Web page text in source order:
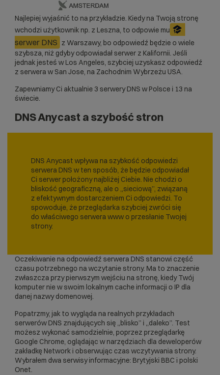
Najlepiej wyjaśnić to na przykładzie. Kiedy na Twoją stronę
wchodzi użytkownik np. z Leszna, to odpowie mu
serwer DNS z Warszawy, bo odpowiedź będzie o wiele
szybsza, niż gdyby odpowiadał serwer z Kalifornii. Jeśli
jednak jesteś w Los Angeles, szybciej uzyskasz odpowiedź
z serwera w San Jose, na Zachodnim Wybrzeżu USA.
Zapewniamy Ci aktualnie 3 serwery DNS w Polsce i 13 na
świecie.
DNS Anycast a szybość stron
DNS Anycast wpływa na szybkość odpowiedzi
serwera DNS w ten sposób, że będzie odpowiadał
Ci serwer położony najbliżej Ciebie. Nie chodzi o
bliskość geograficzną, ale o „sieciową”, związaną
z efektywnym dostarczeniem Ci odpowiedzi. To
spowoduje, że przeglądarka szybciej zwróci się
do właściwego serwera www o przesłanie Twojej
strony.
Oczekiwanie na odpowiedź serwera DNS stanowi część
czasu potrzebnego na wczytanie strony. Ma to znaczenie
zwłaszcza przy pierwszym wejściu na stronę, kiedy Twój
komputer nie w swoim lokalnym cache informacji o IP dla
danej nazwy domenowej.
Popatrzmy, jak to wygląda na realnych przykładach
serwerów DNS znajdujących się „blisko” i „daleko”. Test
możesz wykonać samodzielnie, poprzez przeglądarkę
Google Chrome, oglądając w narzędziach dla deweloperów
zakładkę Network i obserwując czas wczytywania strony.
Wybrałem dwa serwisy informacyjne: Brytyjski BBC i polski
Onet.